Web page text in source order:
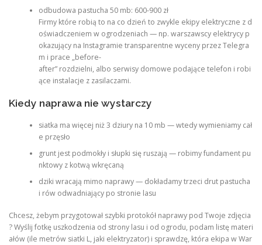
odbudowa pastucha 50 mb: 600-900 zł
Firmy które robią to na co dzień to zwykle ekipy elektryczne z d
oświadczeniem w ogrodzeniach — np. warszawscy elektrycy p
okazujący na Instagramie transparentne wyceny przez Telegra
m i prace „before-
after” rozdzielni, albo serwisy domowe podające telefon i robi
ące instalacje z zasilaczami.
Kiedy naprawa nie wystarczy
siatka ma więcej niż 3 dziury na 10 mb — wtedy wymieniamy cał
e przęsło
grunt jest podmokły i słupki się ruszają — robimy fundament pu
nktowy z kotwą wkręcaną
dziki wracają mimo naprawy — dokładamy trzeci drut pastucha
i rów odwadniający po stronie lasu
Chcesz, żebym przygotował szybki protokół naprawy pod Twoje zdjęcia
? Wyślij fotkę uszkodzenia od strony lasu i od ogrodu, podam listę materi
ałów (ile metrów siatki L, jaki elektryzator) i sprawdzę, która ekipa w War